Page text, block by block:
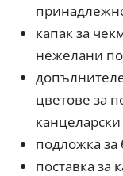
капак за
нежелани
цветове за
подложка за
поставка за